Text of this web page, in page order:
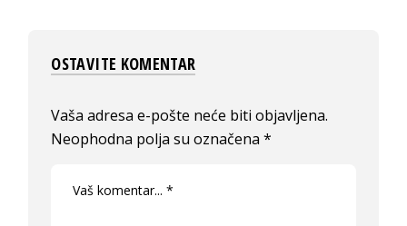
OSTAVITE KOMENTAR
Vaša adresa e-pošte neće biti objavljena.
Neophodna polja su označena*